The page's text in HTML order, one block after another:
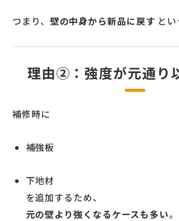
つまり、 壁の中身から新品に戻す とい
理由②：強度が元通り
補修時に
補強板
下地材
を追加するため、
元の壁より強くなるケースも多い。